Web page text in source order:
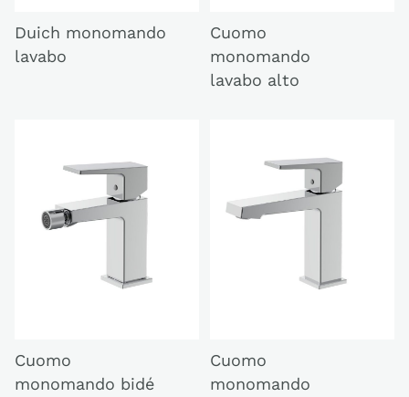
Duich monomando
lavabo
Cuomo
monomando
lavabo alto
Cuomo
monomando bidé
Cuomo
monomando